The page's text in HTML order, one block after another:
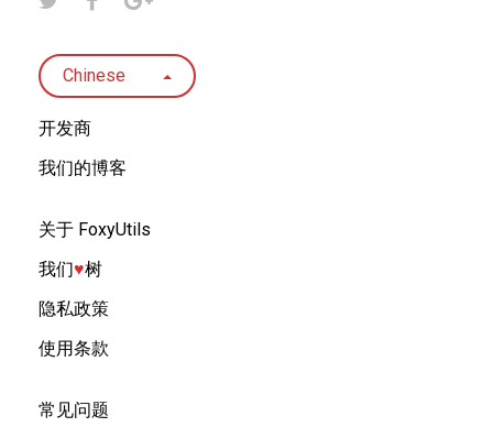
Chinese
开发商
我们的博客
关于 FoxyUtils
我们♥︎树
隐私政策
使用条款
常见问题